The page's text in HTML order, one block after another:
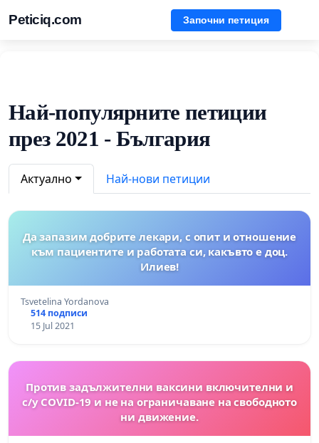
Peticiq.com Започни петиция
Най-популярните петиции
през 2021 - България
Актуално Най-нови петиции
Да запазим добрите лекари, с опит и отношение
към пациентите и работата си, какъвто е доц.
Илиев!
Tsvetelina Yordanova
514 подписи
15 Jul 2021
Против задължителни ваксини включителни и
с/у COVID-19 и не на ограничаване на свободното
ни движение.